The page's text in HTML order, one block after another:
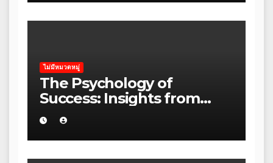
ไม่มีหมวดหมู่
The Psychology of
Success: Insights from
Leading Australian
Entrepreneurs